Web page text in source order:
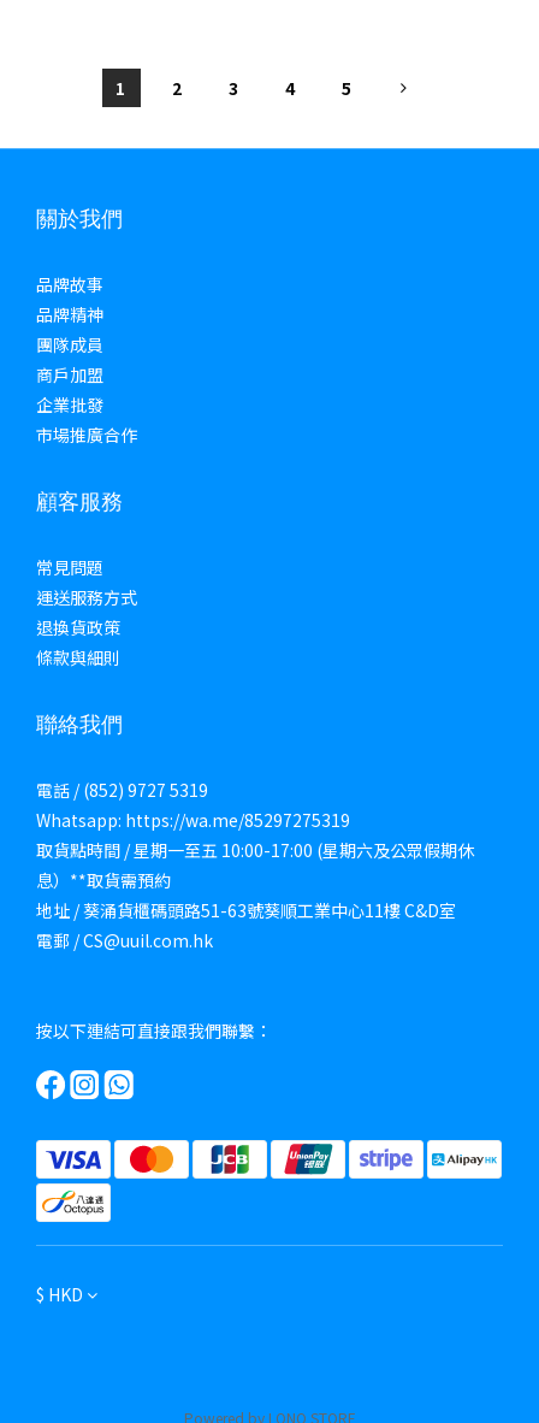
1 2 3 4 5
關於我們
品牌故事
品牌精神
團隊成員
商戶加盟
企業批發
市場推廣合作
顧客服務
常見問題
運送服務方式
退換貨政策
條款與細則
聯絡我們
電話 / (852) 9727 5319
Whatsapp: https://wa.me/85297275319
取貨點時間 / 星期一至五 10:00-17:00 (星期六及公眾假期休
息）**取貨需預約
地址 / 葵涌貨櫃碼頭路51-63號葵順工業中心11樓 C&D室
電郵 / CS@uuil.com.hk
按以下連結可直接跟我們聯繫：
$ HKD
Powered by LONO STORE